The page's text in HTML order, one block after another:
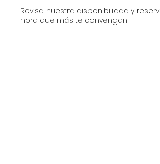
Revisa nuestra disponibilidad y
hora que más te convengan